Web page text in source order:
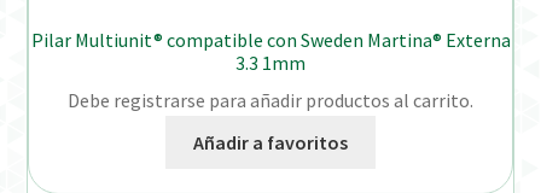
Pilar Multiunit® compatible con Sweden Martina® Externa
3.3 1mm
Debe registrarse para añadir productos al carrito.
Añadir a favoritos